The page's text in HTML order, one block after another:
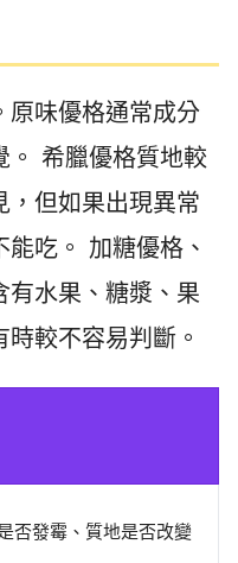
原味優格通常成分
。 希臘優格質地較
，但如果出現異常
吃。 加糖優格、
有水果、糖漿、果
較不容易判斷。
否發霉、質地是否改變